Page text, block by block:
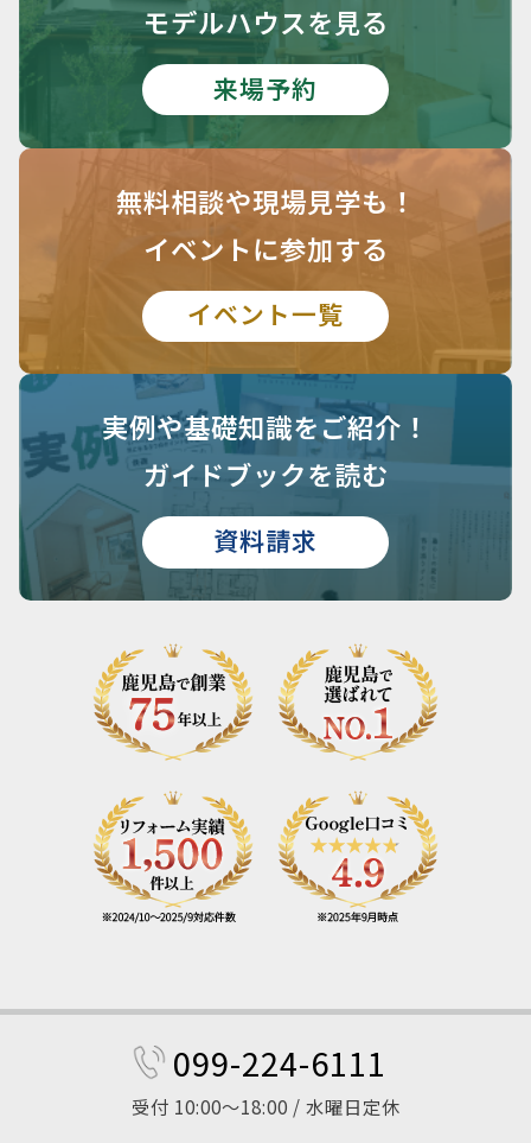
モデルハウスを見る
来場予約
無料相談や現場見学も！
イベントに参加する
イベント一覧
実例や基礎知識をご紹介！
ガイドブックを読む
資料請求
099-224-6111
受付 10:00～18:00 / 水曜日定休